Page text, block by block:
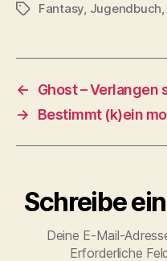
Schlagwörter
Fantasy, Jugendbuch,
←
Ghost – Verlangen
→
Bestimmt (k)ein
Schreibe
Deine E-Mail-
Erforderliche